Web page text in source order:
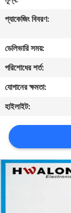
নিয়ন্ত্রণ
সাথে
যোগাযোগ
করুন
একটি
উদ্ধৃতি
প্যাকেজিং বিবরণ:
ডেলিভারি সময়:
পরিশোধের শর্ত:
যোগানের ক্ষমতা:
হাইলাইট: